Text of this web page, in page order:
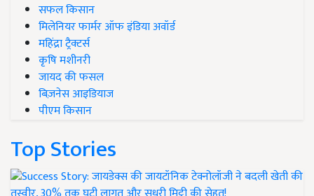
सफल किसान
मिलेनियर फार्मर ऑफ इंडिया अवॉर्ड
महिंद्रा ट्रैक्टर्स
कृषि मशीनरी
जायद की फसल
बिज़नेस आइडियाज
पीएम किसान
Top Stories